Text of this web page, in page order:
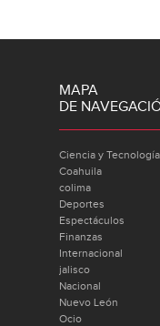
MAPA
DE
Ciencia y Tecnología
Coahuila
colima
Deportes
Espectáculos
Finanzas
Internacional
jalisco
Nacional
Nuevo León
Ocio